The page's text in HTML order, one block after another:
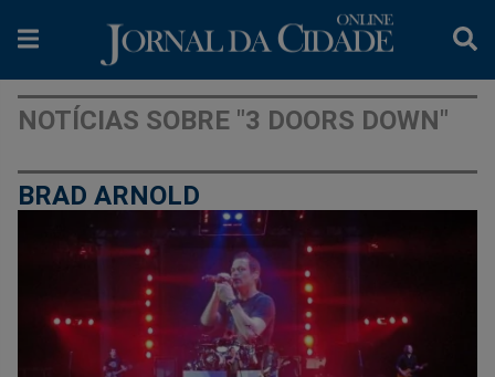
NOTÍCIAS SOBRE "3 DOORS DOWN"
BRAD ARNOLD